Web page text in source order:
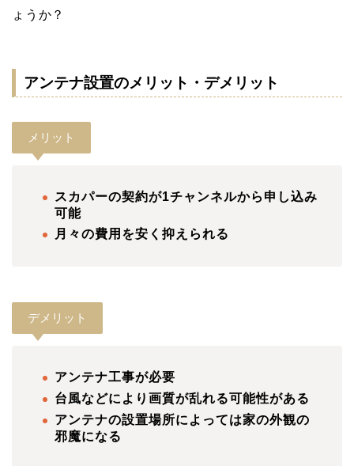
ょうか？
アンテナ設置のメリット・デメリット
メリット
スカパーの契約が1チャンネルから申し込み
可能
月々の費用を安く抑えられる
デメリット
アンテナ工事が必要
台風などにより画質が乱れる可能性がある
アンテナの設置場所によっては家の外観の
邪魔になる